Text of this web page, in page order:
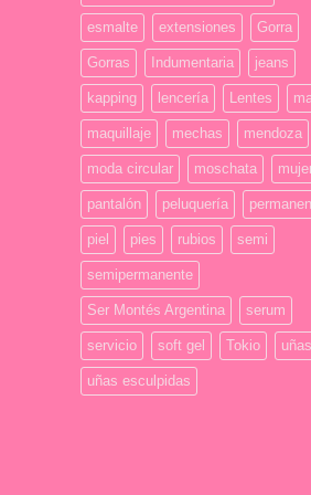
esmalte extensiones Gorra
Gorras Indumentaria jeans
kapping lencería Lentes
maquillaje mechas mendoza
moda circular moschata
pantalón peluquería
piel pies rubios semi
semipermanente
Ser Montés Argentina serum
servicio soft gel Tokio uñas
uñas esculpidas